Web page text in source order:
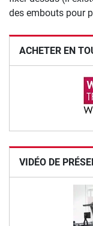
ACHETER EN
VIDÉO DE
des embouts pour